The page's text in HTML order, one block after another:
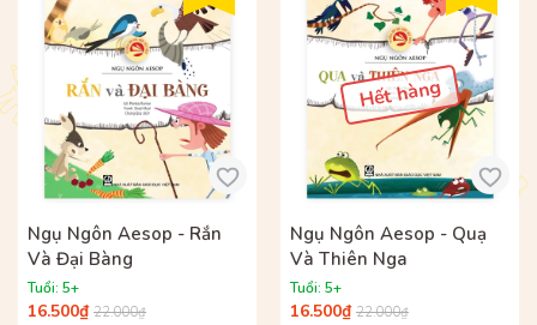
Ngụ Ngôn Aesop - Rắn
Và Đại Bàng
Tuổi: 5+
16.500₫ 22.000₫
Hết hàng
Ngụ Ngôn Aesop - Quạ
Và Thiên Nga
Tuổi: 5+
16.500₫ 22.000₫